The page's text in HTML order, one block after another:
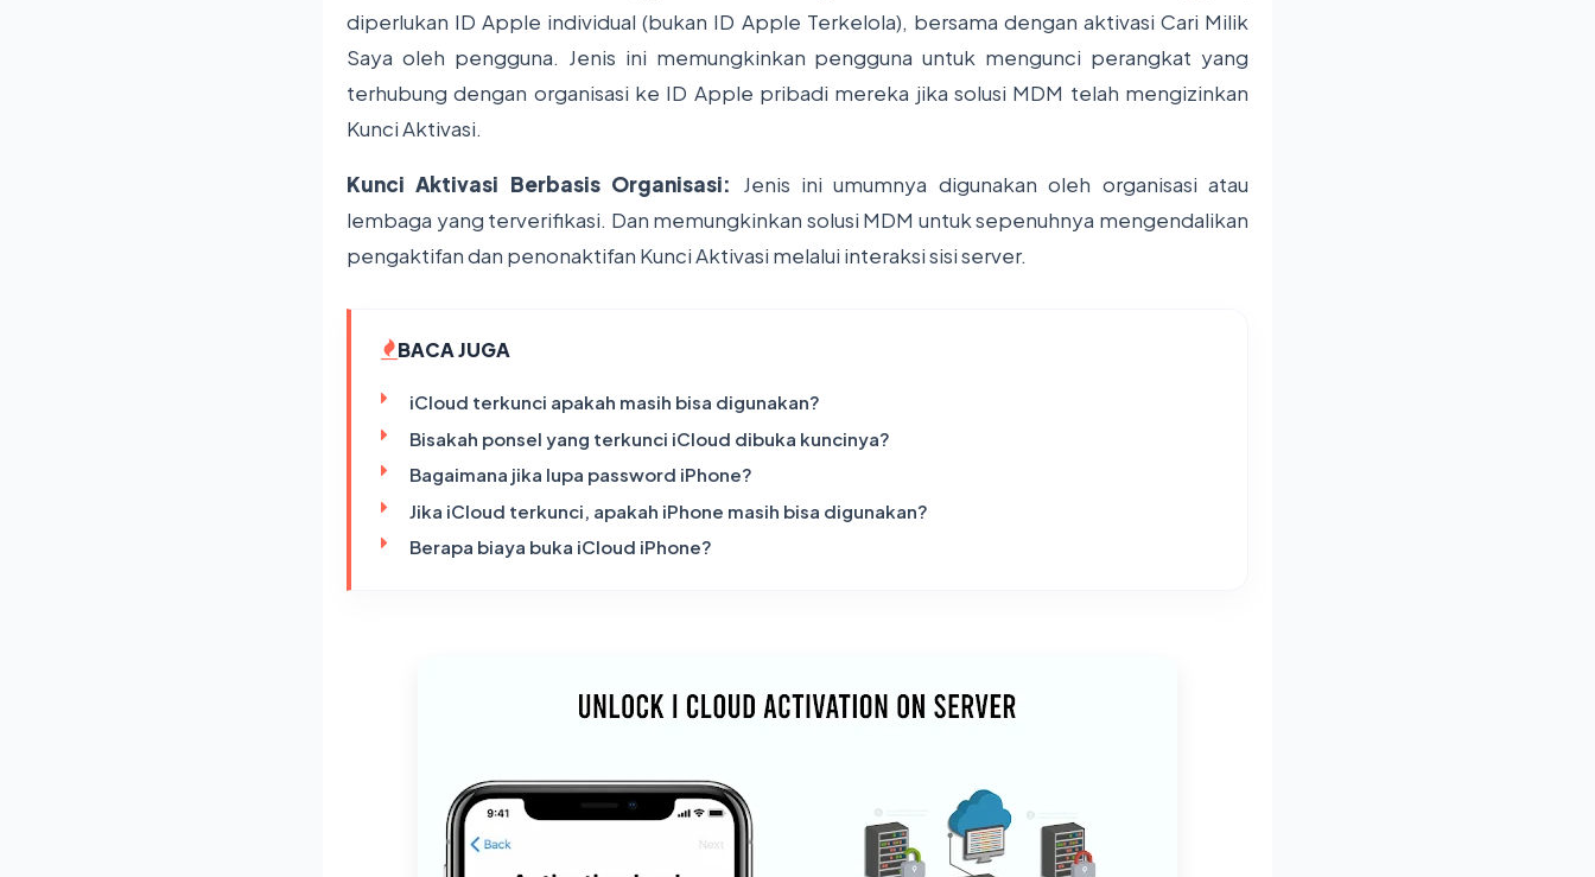
diperlukan ID Apple individual (bukan ID Apple Terkelola), bersama dengan aktivasi Cari Milik
Saya oleh pengguna. Jenis ini memungkinkan pengguna untuk mengunci perangkat yang
terhubung dengan organisasi ke ID Apple pribadi mereka jika solusi MDM telah mengizinkan
Kunci Aktivasi.
Kunci Aktivasi Berbasis Organisasi: Jenis ini umumnya digunakan oleh organisasi atau
lembaga yang terverifikasi. Dan memungkinkan solusi MDM untuk sepenuhnya mengendalikan
pengaktifan dan penonaktifan Kunci Aktivasi melalui interaksi sisi server.
BACA JUGA
iCloud terkunci apakah masih bisa digunakan?
Bisakah ponsel yang terkunci iCloud dibuka kuncinya?
Bagaimana jika lupa password iPhone?
Jika iCloud terkunci, apakah iPhone masih bisa digunakan?
Berapa biaya buka iCloud iPhone?